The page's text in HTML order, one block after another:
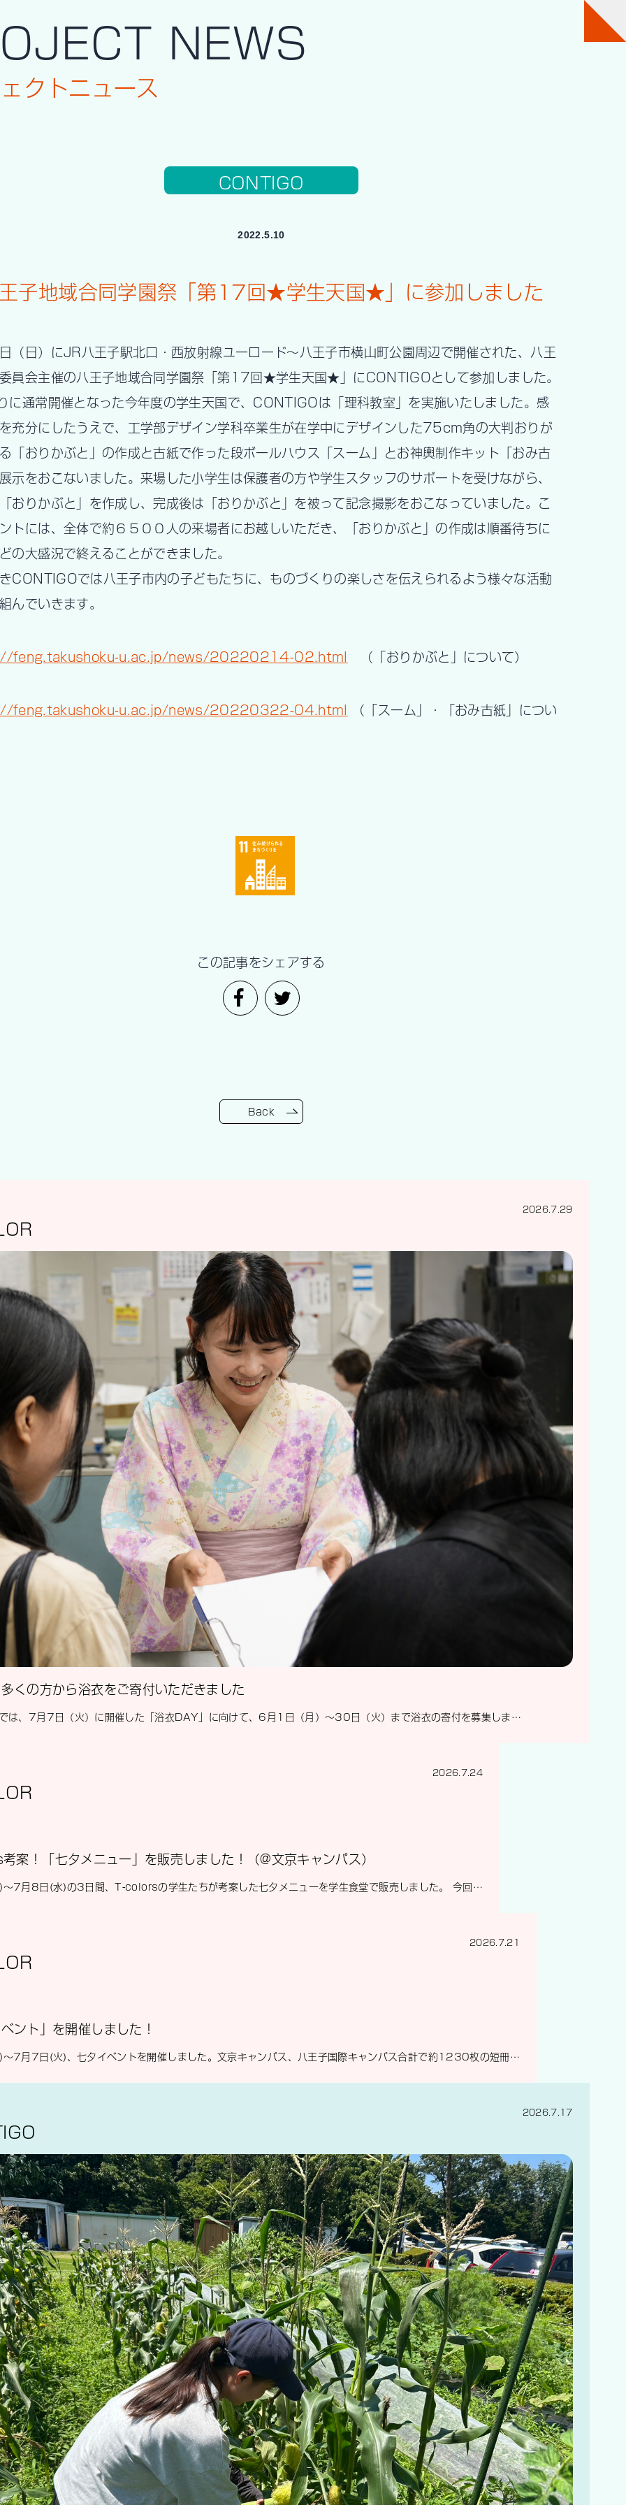
NEWS
クトニュース
CONTIGO
2022.5.10
子地域合同学園祭「第17回★学生天国★」に参加しました
（日）にJR八王子駅北口・西放射線ユーロード～八王子市横山町公園周辺で開催された、八王
員会主催の八王子地域合同学園祭「第17回★学生天国★」にCONTIGOとして参加しました。
に通常開催となった今年度の学生天国で、CONTIGOは「理科教室」を実施いたしました。感
充分にしたうえで、工学部デザイン学科卒業生が在学中にデザインした75cm角の大判おりが
「おりかぶと」の作成と古紙で作った段ボールハウス「スーム」とお神輿制作キット「おみ古
示をおこないました。来場した小学生は保護者の方や学生スタッフのサポートを受けながら、
おりかぶと」を作成し、完成後は「おりかぶと」を被って記念撮影をおこなっていました。こ
トには、全体で約６５００人の来場者にお越しいただき、「おりかぶと」の作成は順番待ちに
の大盛況で終えることができました。
CONTIGOでは八王子市内の子どもたちに、ものづくりの楽しさを伝えられるよう様々な活動
んでいきます。
feng.takushoku-u.ac.jp/news/20220214-02. html （「おりかぶと」について）
feng.takushoku-u.ac.jp/news/20220322-04.html （「スーム」・「おみ古紙」につい
この記事をシェアする
Back
2026.7.29
くの方から浴衣をご寄付いただきました
は、7月7日（火）に開催した「浴衣DAY」に向けて、6月1日（月）～30日（火）まで浴衣の寄付を募集しま…
2026.7.24
案！「七夕メニュー」を販売しました！（@文京キャンパス）
7月8日(水)の3日間、T-colorsの学生たちが考案した七夕メニューを学生食堂で販売しました。 今回…
2026.7.21
ント」を開催しました！
7月7日(火)、七夕イベントを開催しました。文京キャンパス、八王子国際キャンパス合計で約1230枚の短冊…
2026.7.17